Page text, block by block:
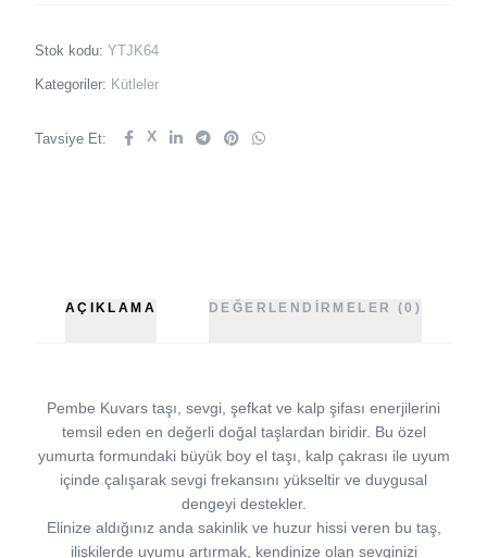
Stok kodu: YTJK64
Kategoriler: Kütleler
Tavsiye Et: X
AÇIKLAMA DEĞERLENDIRMELER (0)
Pembe Kuvars taşı, sevgi, şefkat ve kalp şifası enerjilerini
temsil eden en değerli doğal taşlardan biridir. Bu özel
yumurta formundaki büyük boy el taşı, kalp çakrası ile uyum
içinde çalışarak sevgi frekansını yükseltir ve duygusal
dengeyi destekler.
Elinize aldığınız anda sakinlik ve huzur hissi veren bu taş,
ilişkilerde uyumu artırmak, kendinize olan sevginizi